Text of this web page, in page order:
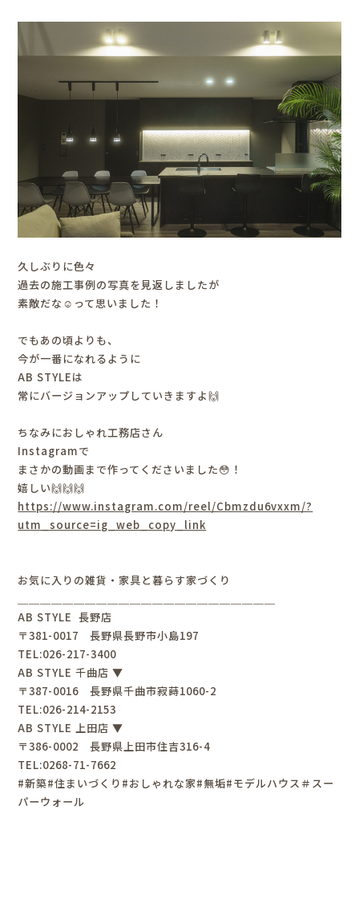
久しぶりに色々
過去の施工事例の写真を見返しましたが
素敵だな☺️って思いました！
でもあの頃よりも、
今が一番になれるように
AB STYLEは
常にバージョンアップしていきますよ🙌
ちなみにおしゃれ工務店さん
Instagramで
まさかの動画まで作ってくださいました😳！
嬉しい🙌🙌🙌
https://www.instagram.com/reel/Cbmzdu6vxxm/?
utm_source=ig_web_copy_link
お気に入りの雑貨・家具と暮らす家づくり
AB STYLE 長野店
〒381-0017 長野県長野市小島197
TEL:026-217-3400
AB STYLE 千曲店 ▼
〒387-0016 長野県千曲市寂蒔1060-2
TEL:026-214-2153
AB STYLE 上田店 ▼
〒386-0002 長野県上田市住吉316-4
TEL:0268-71-7662
#新築#住まいづくり#おしゃれな家#無垢#モデルハウス＃スー
パーウォール